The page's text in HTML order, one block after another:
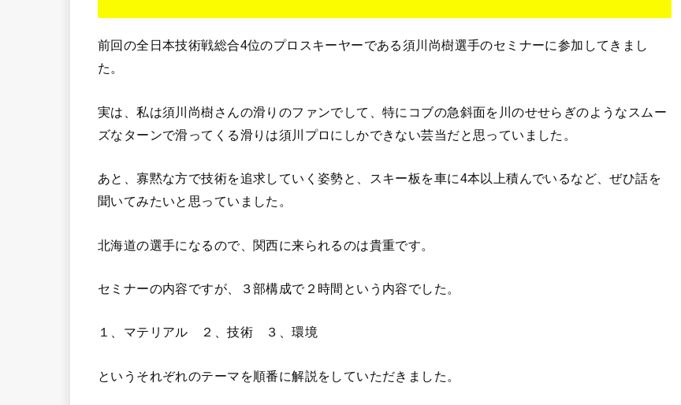
前回の全日本技術戦総合4位のプロスキーヤーである須川尚樹選手のセミナーに参加してきまし
た。
実は、私は須川尚樹さんの滑りのファンでして、特にコブの急斜面を川のせせらぎのようなスムー
ズなターンで滑ってくる滑りは須川プロにしかできない芸当だと思っていました。
あと、寡黙な方で技術を追求していく姿勢と、スキー板を車に4本以上積んでいるなど、ぜひ話を
聞いてみたいと思っていました。
北海道の選手になるので、関西に来られるのは貴重です。
セミナーの内容ですが、３部構成で２時間という内容でした。
１、マテリアル ２、技術 ３、環境
というそれぞれのテーマを順番に解説をしていただきました。